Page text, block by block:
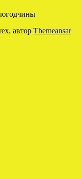
автор Themeansar